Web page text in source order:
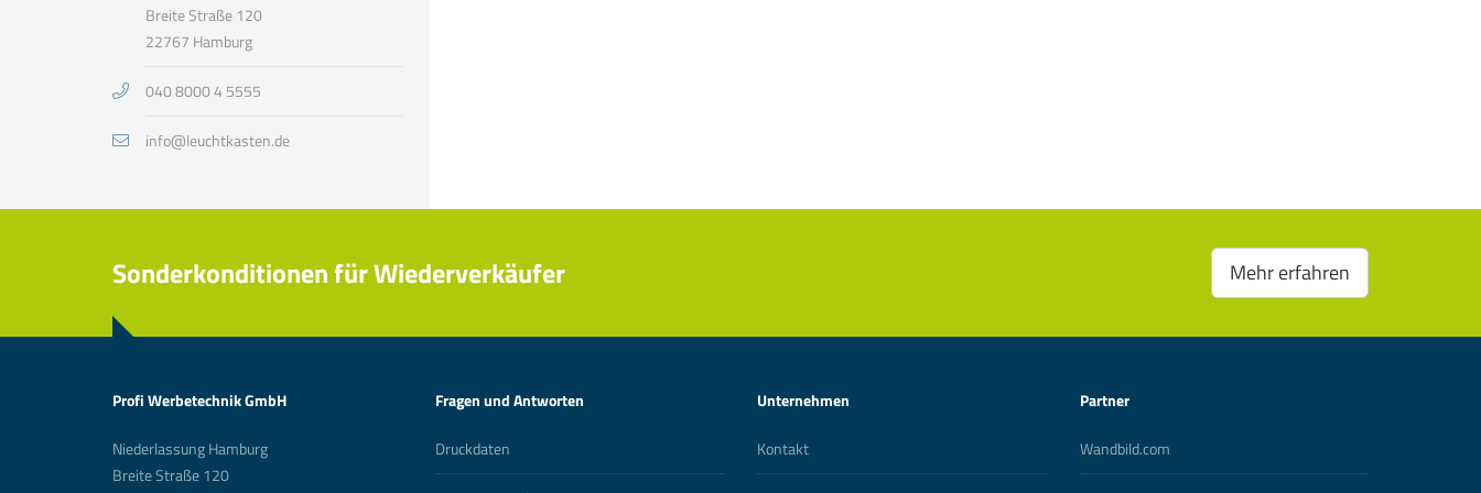
Breite Straße 120
22767 Hamburg
040 8000 4 5555
info@leuchtkasten.de
Sonderkonditionen für Wiederverkäufer Mehr erfahren
Profi Werbetechnik GmbH
Niederlassung Hamburg
Breite Straße 120
Fragen und Antworten
Druckdaten
Unternehmen
Kontakt
Partner
Wandbild.com